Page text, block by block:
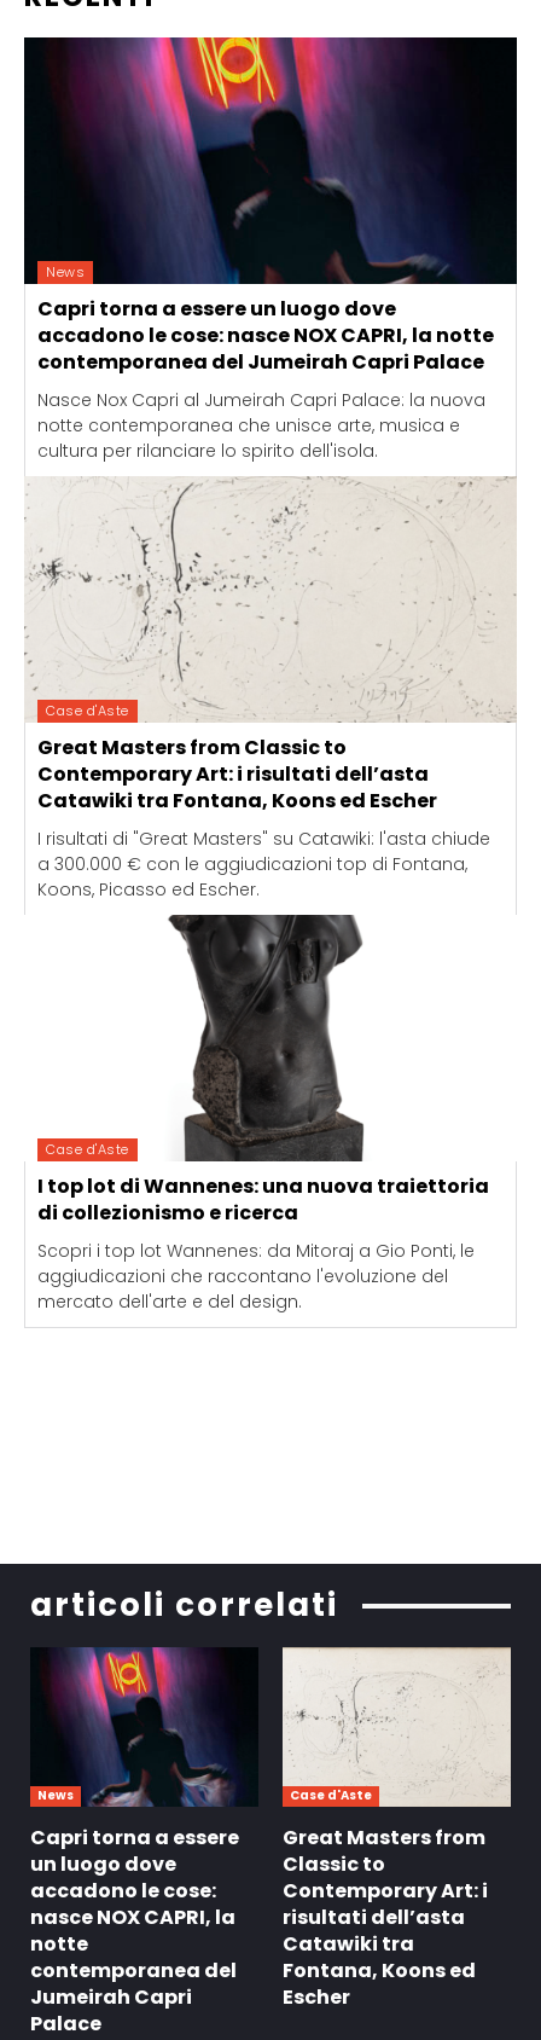
News
Capri torna a essere un luogo dove
accadono le cose: nasce NOX CAPRI, la notte
contemporanea del Jumeirah Capri Palace
Nasce Nox Capri al Jumeirah Capri Palace: la nuova
notte contemporanea che unisce arte, musica e
cultura per rilanciare lo spirito dell'isola.
Case d'Aste
Great Masters from Classic to
Contemporary Art: i risultati dell’asta
Catawiki tra Fontana, Koons ed Escher
I risultati di "Great Masters" su Catawiki: l'asta chiude
a 300.000 € con le aggiudicazioni top di Fontana,
Koons, Picasso ed Escher.
Case d'Aste
I top lot di Wannenes: una nuova traiettoria
di collezionismo e ricerca
Scopri i top lot Wannenes: da Mitoraj a Gio Ponti, le
aggiudicazioni che raccontano l'evoluzione del
mercato dell'arte e del design.
articoli correlati
News
Capri torna a essere
un luogo dove
accadono le cose:
nasce NOX CAPRI, la
notte
contemporanea del
Jumeirah Capri
Palace
Case d'Aste
Great Masters from
Classic to
Contemporary Art: i
risultati dell’asta
Catawiki tra
Fontana, Koons ed
Escher